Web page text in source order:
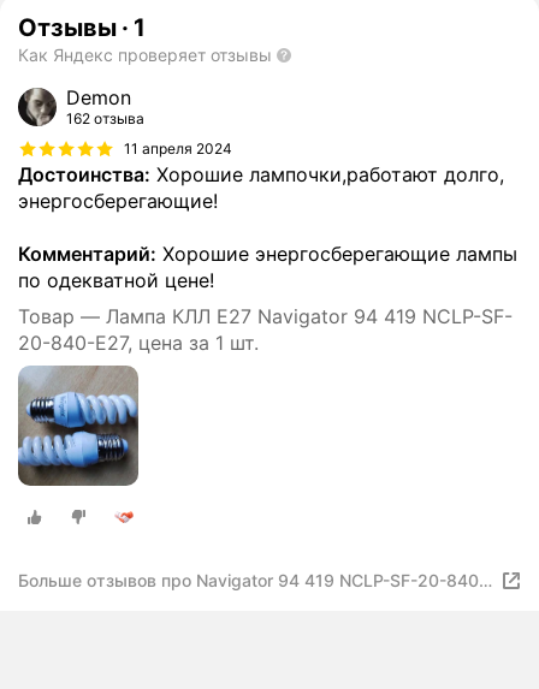
Отзывы · 1
Как Яндекс проверяет отзывы
Demon
162 отзыва
11 апреля 2024
Достоинства: Хорошие лампочки,работают долго,
энергосберегающие!
Комментарий: Хорошие энергосберегающие лампы
по одекватной цене!
Товар — Лампа КЛЛ Е27 Navigator 94 419 NCLP-SF-
20-840-E27, цена за 1 шт.
Больше отзывов про Navigator 94 419 NCLP-SF-20-840-